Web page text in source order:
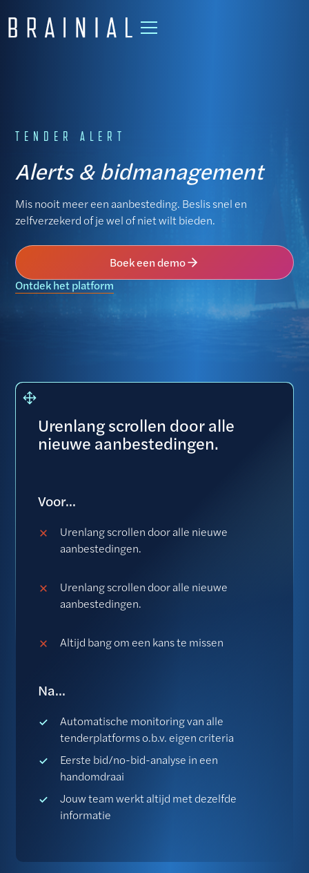
TENDER ALERT
Alerts & bidmanagement
Mis nooit meer een aanbesteding. Beslis snel en
zelfverzekerd of je wel of niet wilt bieden.
Boek een demo
Ontdek het platform
Urenlang scrollen door alle
nieuwe aanbestedingen.
Voor...
Urenlang scrollen door alle nieuwe
aanbestedingen.
Urenlang scrollen door alle nieuwe
aanbestedingen.
Altijd bang om een kans te missen
Na...
Automatische monitoring van alle
tenderplatforms o.b.v. eigen criteria
Eerste bid/no-bid-analyse in een
handomdraai
Jouw team werkt altijd met dezelfde
informatie